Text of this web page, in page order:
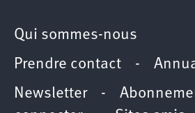
Qui sommes-nous
Prendre contact -
Newsletter -